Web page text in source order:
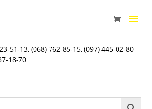
51-13,(068) 762-85-15,(097) 445-02-80
18-70